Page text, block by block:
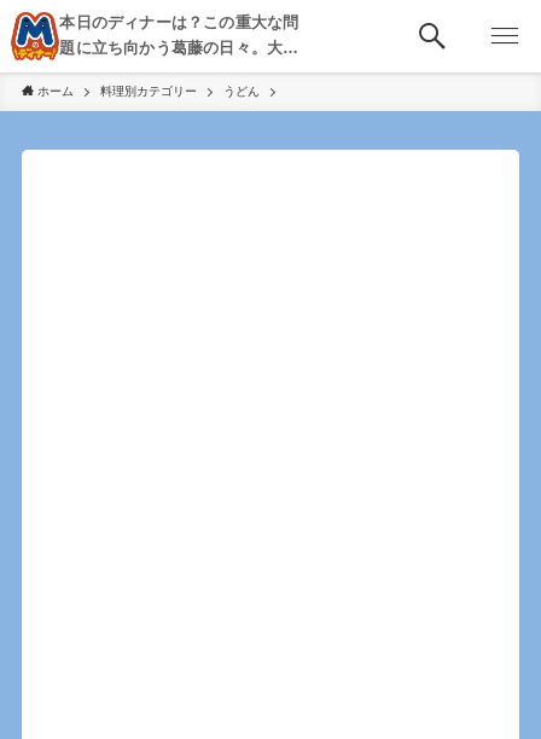
本日のディナーは？この重大な問
題に立ち向かう葛藤の日々。大
阪・京都・神戸を中心とした食べ
歩き、飲み歩きを綴る。
ホーム 料理別カテゴリー うどん